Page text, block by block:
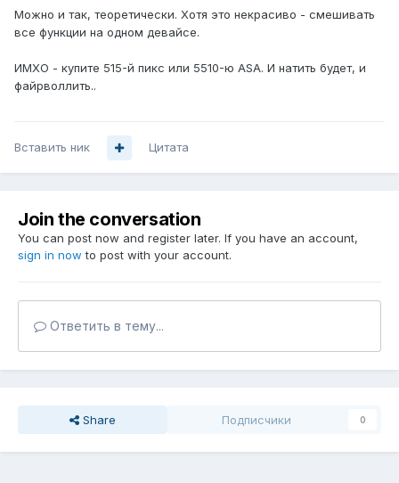
Можно и так, теоретически. Хотя это некрасиво - смешивать
все функции на одном девайсе.
ИМХО - купите 515-й пикс или 5510-ю ASA. И натить будет, и
файрволлить..
Вставить ник Цитата
Join the conversation
You can post now and register later. If you have an account,
sign in now to post with your account.
Ответить в тему...
Share Подписчики 0